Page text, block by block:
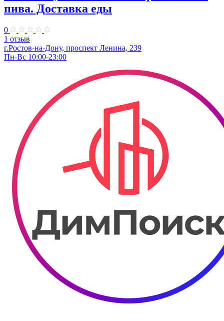
пива. Доставка еды
0
1 отзыв
г.Ростов-на-Дону, проспект Ленина, 239
Пн-Вс 10:00-23:00